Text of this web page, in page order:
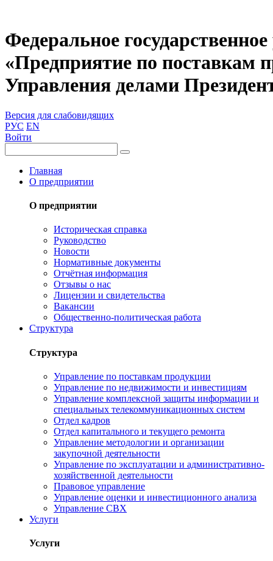
Федеральное
«Предприятие по поставкам
Управления делами
Версия для слабовидящих
РУС EN
Войти
Главная
О предприятии
О предприятии
Историческая справка
Руководство
Новости
Нормативные документы
Отчётная информация
Отзывы о нас
Лицензии и свидетельства
Вакансии
Общественно-политическая работа
Структура
Структура
Управление по поставкам продукции
Управление по недвижимости и инвестициям
Управление комплексной защиты информации и
специальных телекоммуникационных систем
Отдел кадров
Отдел капитального и текущего ремонта
Управление методологии и организации
закупочной деятельности
Управление по эксплуатации и административно-
хозяйственной деятельности
Правовое управление
Управление оценки и инвестиционного анализа
Управление СВХ
Услуги
Услуги